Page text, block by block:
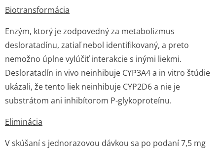
Biotransformácia
Enzým, ktorý je zodpovedný za metabolizmus
desloratadínu, zatiaľ nebol identifikovaný, a preto
nemožno úplne vylúčiť interakcie s inými liekmi.
Desloratadín in vivo neinhibuje CYP3A4 a in vitro štúdie
ukázali, že tento liek neinhibuje CYP2D6 a nie je
substrátom ani inhibítorom P-glykoproteínu.
Eliminácia
V skúšaní s jednorazovou dávkou sa po podaní 7,5 mg